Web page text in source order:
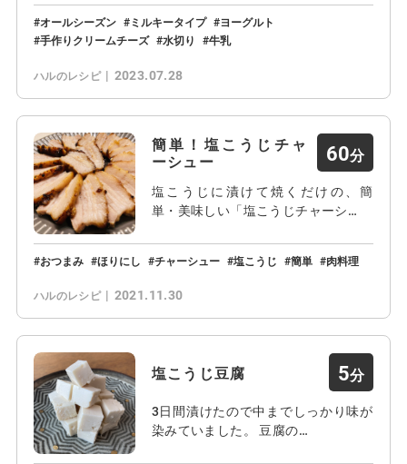
オールシーズン ミルキータイプ
ヨーグルト
手作りクリームチーズ
水切り 牛乳
ハルのレシピ 2023.07.28
簡単！塩こうじチャ
ーシュー
60
塩こうじに漬けて焼くだけの、簡
単・美味しい「塩こうじチャーシ…
おつまみ ほりにし チャーシュー 塩こうじ 簡単 肉料理
ハルのレシピ 2021.11.30
塩こうじ豆腐 5
3日間漬けたので中までしっかり味が
染みていました。 豆腐の…